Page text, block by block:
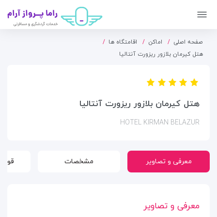
صفحه اصلی اماکن
اقامتگاه ها
هتل کیرمان بلازور ریزورت آنتالیا
هتل کیرمان بلازور ریزورت آنتالیا
HOTEL KIRMAN BELAZUR
معرفی و تصاویر مشخصات
معرفی و تصاویر